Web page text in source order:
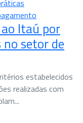
Itaú por
setor de
estabelecidos
realizadas com